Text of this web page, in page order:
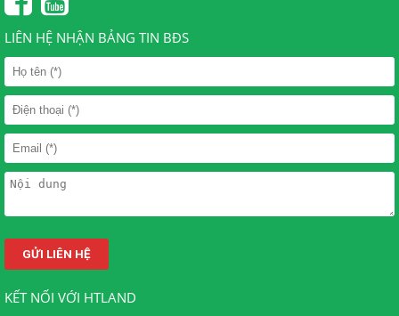
LIÊN HỆ NHẬN BẢNG TIN BĐS
KẾT NỐI VỚI HTLAND